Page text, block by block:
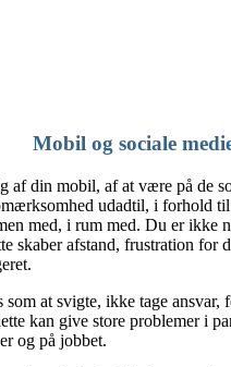
Mobil og sociale
af din mobil, af at være på de
udadtil, i forhold til
med, i rum med. Du er ikke
skaber afstand, frustration for
som at svigte, ikke tage ansvar,
kan give store problemer i
og på jobbet.